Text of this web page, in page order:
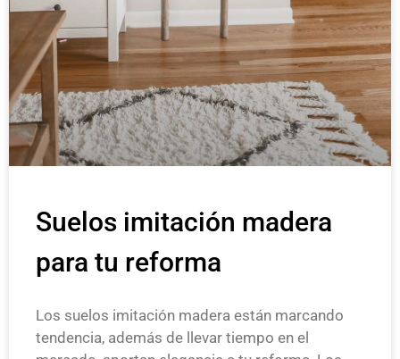
Suelos imitación madera
para tu reforma
Los suelos imitación madera están marcando
tendencia, además de llevar tiempo en el